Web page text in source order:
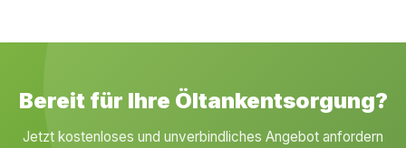
Bereit für Ihre Öltankentsorgung?
Jetzt kostenloses und unverbindliches Angebot anfordern